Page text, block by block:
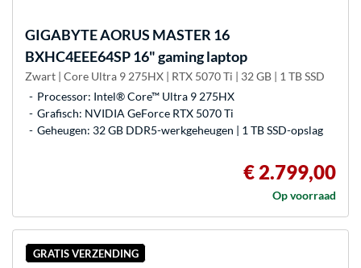
GIGABYTEAORUS MASTER 16
BXHC4EEE64SP 16" gaming laptop
Zwart | Core Ultra 9 275HX | RTX 5070 Ti | 32 GB | 1 TB SSD
Processor: Intel® Core™ Ultra 9 275HX
Grafisch: NVIDIA GeForce RTX 5070 Ti
Geheugen: 32 GB DDR5-werkgeheugen | 1 TB SSD-opslag
€ 2.799,00
Op voorraad
GRATIS VERZENDING